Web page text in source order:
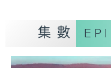
集數